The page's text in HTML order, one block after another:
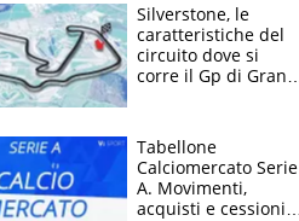
Silverstone, le
caratteristiche del
circuito dove si
corre il Gp di Gran
Tabellone
Calciomercato Serie
A. Movimenti,
acquisti e cessioni: